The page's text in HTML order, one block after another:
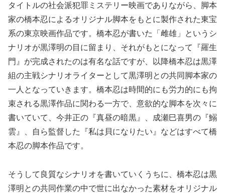
タイトルの社会派犯罪ミステリー映画でありながら、脚本
家の橋本忍によるオリジナル脚本をもとに製作された東宝
系の東京映画作品です。橋本忍が書いた「雌雄」というシ
ナリオが黒澤明の目に留まり、それがもとになって『羅生
門』が完成されたのは有名な話ですが、以降橋本忍は黒澤
組の主戦シナリオライターとして黒澤明との共同脚本家の
一人となっていきます。橋本忍は時間的にも労力的にも拘
束される黒澤作品に関わる一方で、意欲的な脚本を次々に
書いていて、今井正の『真昼の暗黒』、成瀬巳喜男の『鰯
雲』、自ら監督した『私は貝になりたい』などはすべて橋
本忍の脚本作品です。
そうして良質なシナリオを書いていくうちに、橋本忍は黒
澤明との共同作業の中で世に出なかった素材をオリジナル